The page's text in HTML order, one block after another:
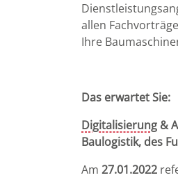
allen
Ihre
Das erwartet Sie:
Digitalisierung &
Baulogistik, des
Am 27.01.2022